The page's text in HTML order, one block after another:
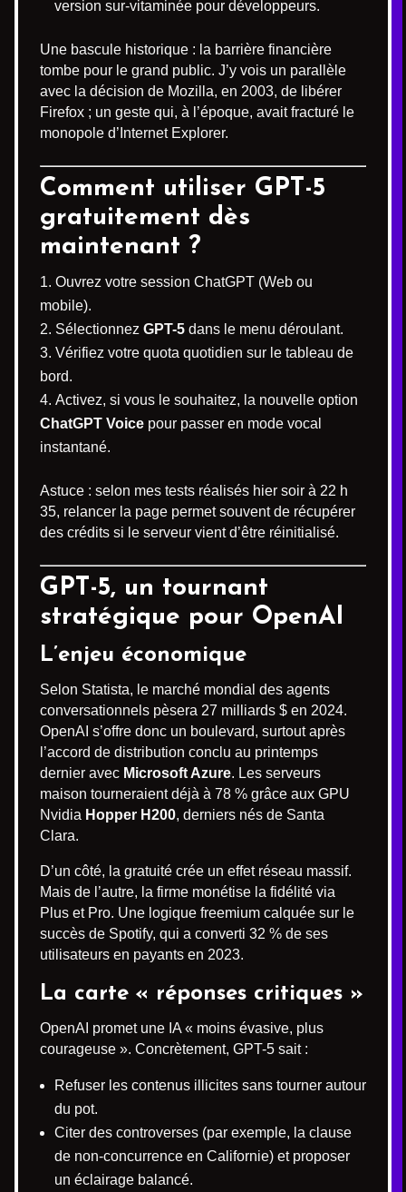
version sur-vitaminée pour développeurs.
Une bascule historique : la barrière financière
tombe pour le grand public. J’y vois un parallèle
avec la décision de Mozilla, en 2003, de libérer
Firefox ; un geste qui, à l’époque, avait fracturé le
monopole d’Internet Explorer.
Comment utiliser GPT-5
gratuitement dès
maintenant ?
Ouvrez votre session ChatGPT (Web ou
mobile).
Sélectionnez GPT-5 dans le menu déroulant.
Vérifiez votre quota quotidien sur le tableau de
bord.
Activez, si vous le souhaitez, la nouvelle option
ChatGPT Voice pour passer en mode vocal
instantané.
Astuce : selon mes tests réalisés hier soir à 22 h
35, relancer la page permet souvent de récupérer
des crédits si le serveur vient d’être réinitialisé.
GPT-5, un tournant
stratégique pour OpenAI
L’enjeu économique
Selon Statista, le marché mondial des agents
conversationnels pèsera 27 milliards $ en 2024.
OpenAI s’offre donc un boulevard, surtout après
l’accord de distribution conclu au printemps
dernier avec Microsoft Azure. Les serveurs
maison tourneraient déjà à 78 % grâce aux GPU
Nvidia Hopper H200, derniers nés de Santa
Clara.
D’un côté, la gratuité crée un effet réseau massif.
Mais de l’autre, la firme monétise la fidélité via
Plus et Pro. Une logique freemium calquée sur le
succès de Spotify, qui a converti 32 % de ses
utilisateurs en payants en 2023.
La carte « réponses critiques »
OpenAI promet une IA « moins évasive, plus
courageuse ». Concrètement, GPT-5 sait :
Refuser les contenus illicites sans tourner autour
du pot.
Citer des controverses (par exemple, la clause
de non-concurrence en Californie) et proposer
un éclairage balancé.